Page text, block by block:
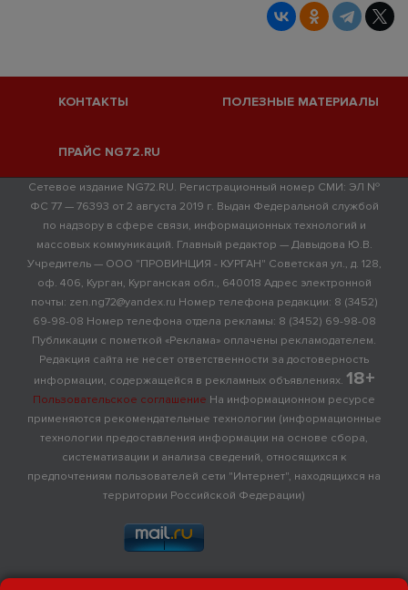
КОНТАКТЫ ПОЛЕЗНЫЕ МАТЕРИАЛЫ
ПРАЙС NG72.RU
Сетевое издание NG72.RU. Регистрационный номер СМИ: ЭЛ №
ФС 77 — 76393 от 2 августа 2019 г. Выдан Федеральной службой
по надзору в сфере связи, информационных технологий и
массовых коммуникаций. Главный редактор — Давыдова Ю.В.
Учредитель — ООО "ПРОВИНЦИЯ - КУРГАН" Советская ул., д. 128,
оф. 406, Курган, Курганская обл., 640018 Адрес электронной
почты: zen.ng72@yandex.ru Номер телефона редакции: 8 (3452)
69-98-08 Номер телефона отдела рекламы: 8 (3452) 69-98-08
Публикации с пометкой «Реклама» оплачены рекламодателем.
Редакция сайта не несет ответственности за достоверность
информации, содержащейся в рекламных объявлениях. 18+
Пользовательское соглашение На информационном ресурсе
применяются рекомендательные технологии (информационные
технологии предоставления информации на основе сбора,
систематизации и анализа сведений, относящихся к
предпочтениям пользователей сети "Интернет", находящихся на
территории Российской Федерации)